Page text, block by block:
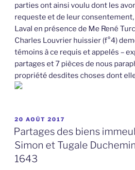
parties ont ainsi voulu dont les
requeste et de leur
Laval en présence de Me René
Charles Louvrier huissier (f°4)
témoins à ce requis et appelés –
partages et 7 pièces de nous
propriété desdites choses dont
PUBLIÉ
LE
20 AOÛT 2017
Partages des biens
Simon et Tugale
1643